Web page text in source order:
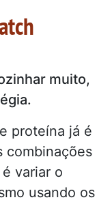
muito,
proteína já é
combinações
variar o
usando os